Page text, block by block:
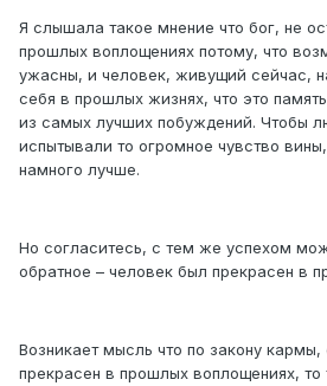
Я слышала такое мнение что бог, не
прошлых воплощениях потому, что
ужасны, и человек, живущий сейчас,
себя в прошлых жизнях, что это
из самых лучших побуждений. Чтобы
испытывали то огромное чувство
намного лучше.
Но согласитесь, с тем же успехом
обратное – человек был прекрасен в
Возникает мысль что по закону
прекрасен в прошлых воплощениях, то